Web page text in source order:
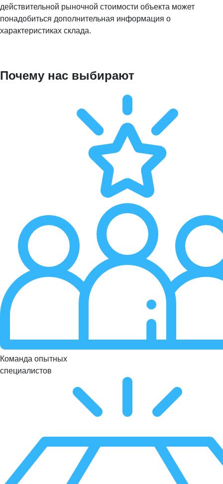
действительной рыночной стоимости объекта может
понадобиться дополнительная информация о
характеристиках склада.
Почему нас выбирают
Команда опытных
специалистов